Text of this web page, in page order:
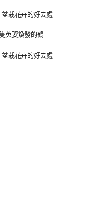
英姿煥發的鶴